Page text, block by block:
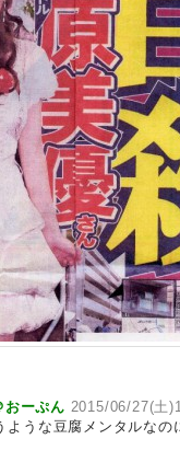
おーぷん 2015/06/27(土
ような豆腐メンタルな